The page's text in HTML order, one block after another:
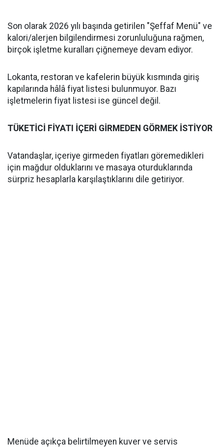
Son olarak 2026 yılı başında getirilen "Şeffaf Menü" ve
kalori/alerjen bilgilendirmesi zorunluluğuna rağmen,
birçok işletme kuralları çiğnemeye devam ediyor.
Lokanta, restoran ve kafelerin büyük kısmında giriş
kapılarında hâlâ fiyat listesi bulunmuyor. Bazı
işletmelerin fiyat listesi ise güncel değil.
TÜKETİCİ FİYATI İÇERİ GİRMEDEN GÖRMEK İSTİYOR
Vatandaşlar, içeriye girmeden fiyatları göremedikleri
için mağdur olduklarını ve masaya oturduklarında
sürpriz hesaplarla karşılaştıklarını dile getiriyor.
Menüde açıkça belirtilmeyen kuver ve servis